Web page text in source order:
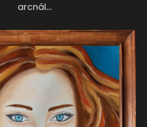
arcnál…